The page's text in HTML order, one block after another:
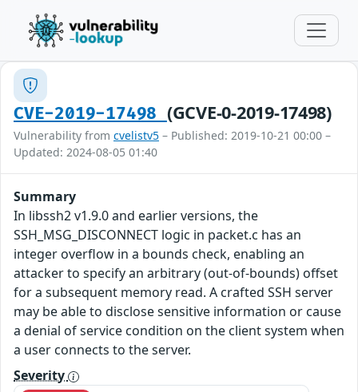
CVE-2019-17498 (GCVE-0-2019-17498)
Vulnerability from cvelistv5 – Published: 2019-10-21 00:00 –
Updated: 2024-08-05 01:40
Summary
In libssh2 v1.9.0 and earlier versions, the
SSH_MSG_DISCONNECT logic in packet.c has an
integer overflow in a bounds check, enabling an
attacker to specify an arbitrary (out-of-bounds) offset
for a subsequent memory read. A crafted SSH server
may be able to disclose sensitive information or cause
a denial of service condition on the client system when
a user connects to the server.
Severity